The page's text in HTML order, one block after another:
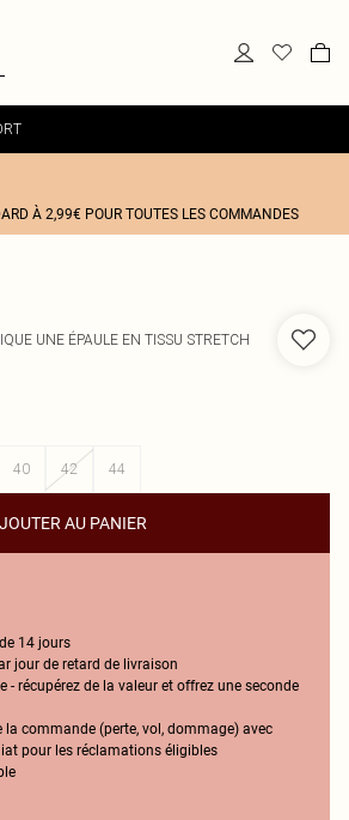
À 2,99€ POUR TOUTES LES COMMANDES
UNE ÉPAULE EN TISSU STRETCH
40 42 44
AU PANIER
14 jours
jour de retard de livraison
- récupérez de la valeur et offrez une seconde
la commande (perte, vol, dommage) avec
pour les réclamations éligibles